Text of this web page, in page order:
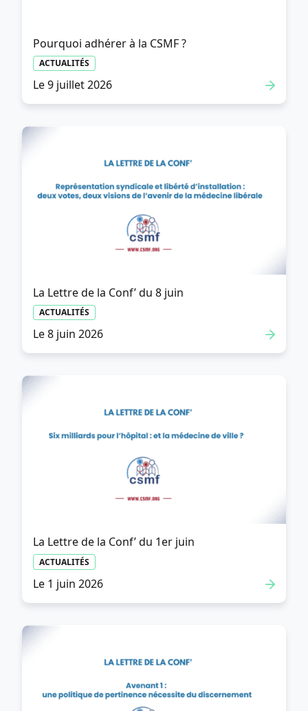
Pourquoi adhérer à la CSMF ?
ACTUALITÉS
Le 9 juillet 2026
La Lettre de la Conf’ du 8 juin
ACTUALITÉS
Le 8 juin 2026
La Lettre de la Conf’ du 1er juin
ACTUALITÉS
Le 1 juin 2026